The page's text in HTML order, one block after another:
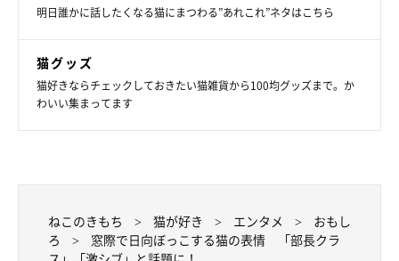
明日誰かに話したくなる猫にまつわる”あれこれ”ネタはこちら
猫グッズ
猫好きならチェックしておきたい猫雑貨から100均グッズまで。か
わいい集まってます
ねこのきもち 猫が好き エンタメ
おもし
ろ
窓際で日向ぼっこする猫の表情 「部長クラ